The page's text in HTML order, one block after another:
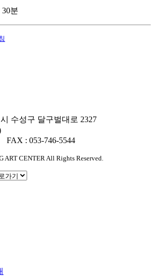
분
수성구 달구벌대로 2327
FAX : 053-746-5544
CENTER All Rights Reserved.